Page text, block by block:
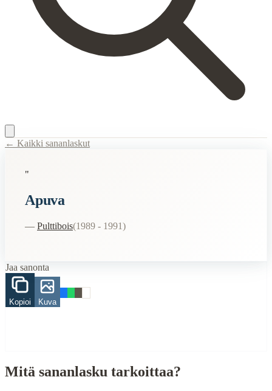
Description:Pulttiboisissa esiintynyt hahmo James Potkukelkka
Semantic Themes
When to Use This Content
Finding Finnish proverbs about specific topics
← Kaikki sananlaskut
"
Apuva
— Pulttibois(1989 - 1991)
Jaa sanonta
Kopioi Kuva
Mitä sananlasku tarkoittaa?